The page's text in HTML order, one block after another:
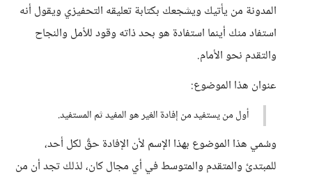
المدونة من يأتيك ويشجعك بكتابة تعليقه التحفيزي ويقول أنه
استفاد منك أينما استفادة هو بحد ذاته وقود للأمل والنجاح
والتقدم نحو الأمام.
عنوان هذا الموضوع:
أول من يستفيد من إفادة الغير هو المفيد ثم المستفيد.
وسُمي هذا الموضوع بهذا الإسم لأن الإفادة حقٌ لكل أحد،
للمبتدئ والمتقدم والمتوسط في أي مجال كان، لذلك تجد أن من